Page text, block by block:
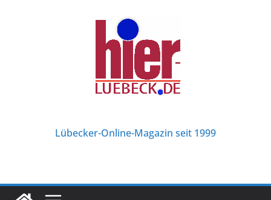
Lübecker-Online-Magazin seit 1999